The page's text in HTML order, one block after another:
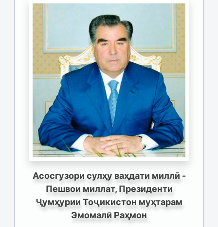
Асосгузори сулҳу ваҳдати миллӣ -
Пешвои миллат, Президенти
Ҷумҳурии Тоҷикистон муҳтарам
Эмомалӣ Раҳмон